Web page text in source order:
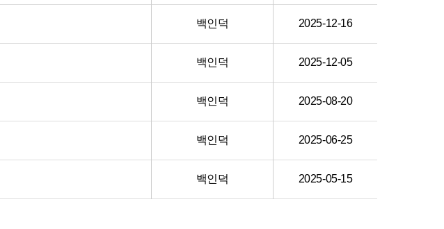
백인덕 2025-12-16
백인덕 2025-12-05
백인덕 2025-08-20
백인덕 2025-06-25
백인덕 2025-05-15